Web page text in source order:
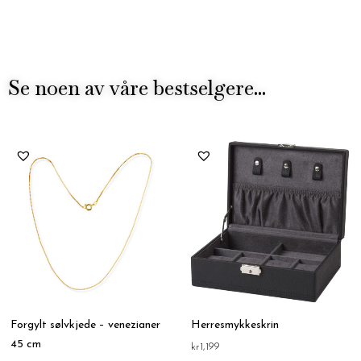
Se noen av våre bestselgere...
Forgylt sølvkjede – venezianer
45 cm
Herresmykkeskrin
kr1,199